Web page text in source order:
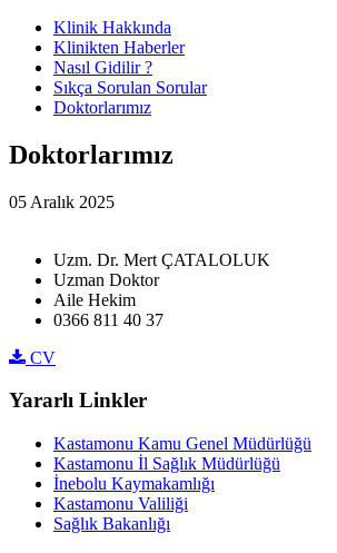
Klinik Hakkında
Klinikten Haberler
Nasıl Gidilir ?
Sıkça Sorulan Sorular
Doktorlarımız
Doktorlarımız
05 Aralık 2025
Uzm. Dr. Mert ÇATALOLUK
Uzman Doktor
Aile Hekim
0366 811 40 37
CV
Yararlı Linkler
Kastamonu Kamu Genel Müdürlüğü
Kastamonu İl Sağlık Müdürlüğü
İnebolu Kaymakamlığı
Kastamonu Valiliği
Sağlık Bakanlığı